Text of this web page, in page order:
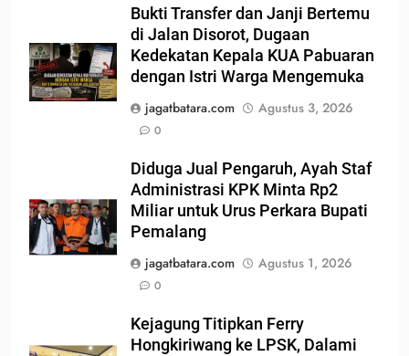
Bukti Transfer dan Janji Bertemu
di Jalan Disorot, Dugaan
Kedekatan Kepala KUA Pabuaran
dengan Istri Warga Mengemuka
jagatbatara.com
Agustus 3, 2026
0
Diduga Jual Pengaruh, Ayah Staf
Administrasi KPK Minta Rp2
Miliar untuk Urus Perkara Bupati
Pemalang
jagatbatara.com
Agustus 1, 2026
0
Kejagung Titipkan Ferry
Hongkiriwang ke LPSK, Dalami